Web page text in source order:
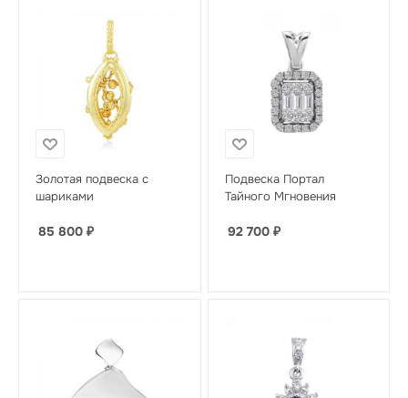
Золотая подвеска с
шариками
85 800 ₽
Подвеска Портал
Тайного Мгновения
92 700₽